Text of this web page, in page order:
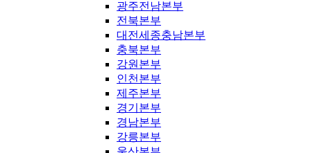
광주전남본부
전북본부
대전세종충남본부
충북본부
강원본부
인천본부
제주본부
경기본부
경남본부
강릉본부